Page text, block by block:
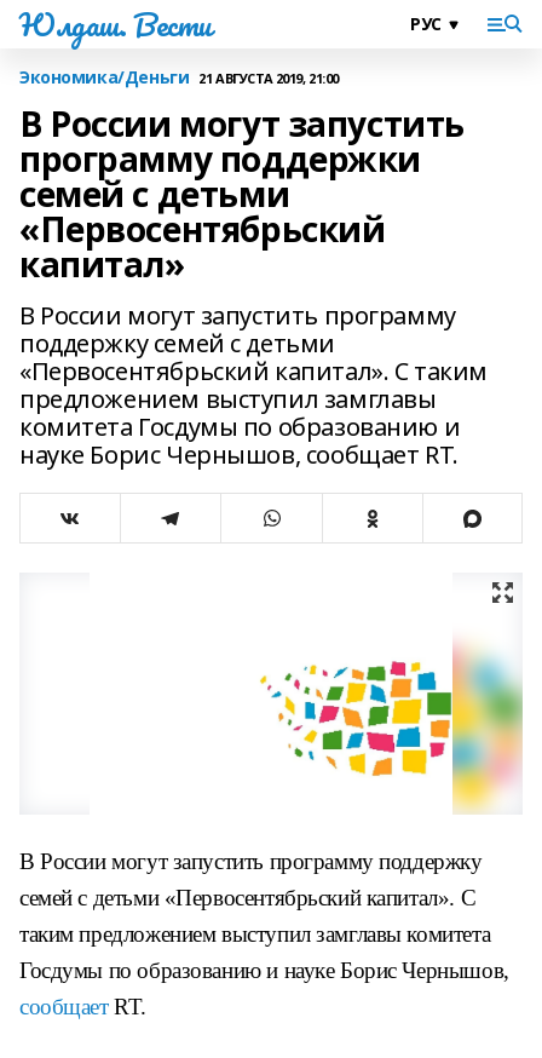
Юлдаш. Вести
Экономика/Деньги 21 АВГУСТА 2019, 21:00
В России могут запустить
программу поддержки
семей с детьми
«Первосентябрьский
капитал»
В России могут запустить программу
поддержку семей с детьми
«Первосентябрьский капитал». С таким
предложением выступил замглавы
комитета Госдумы по образованию и
науке Борис Чернышов, сообщает RT.
В России могут запустить программу поддержку
семей с детьми «Первосентябрьский капитал». С
таким предложением выступил замглавы комитета
Госдумы по образованию и науке Борис Чернышов,
сообщаетRT.